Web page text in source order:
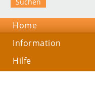
Home
Information
Hilfe